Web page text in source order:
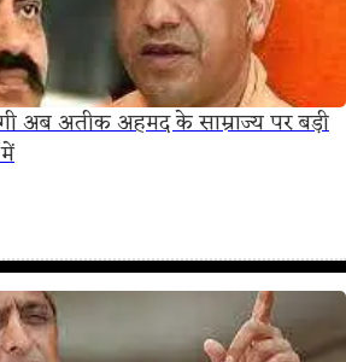
अब अतीक अहमद के साम्राज्य पर बड़ी